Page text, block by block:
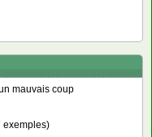
mauvais coup
exemples)